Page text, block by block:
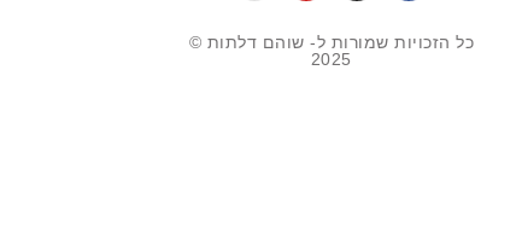
כל הזכויות שמורות ל- שוהם דלתות ©
2025